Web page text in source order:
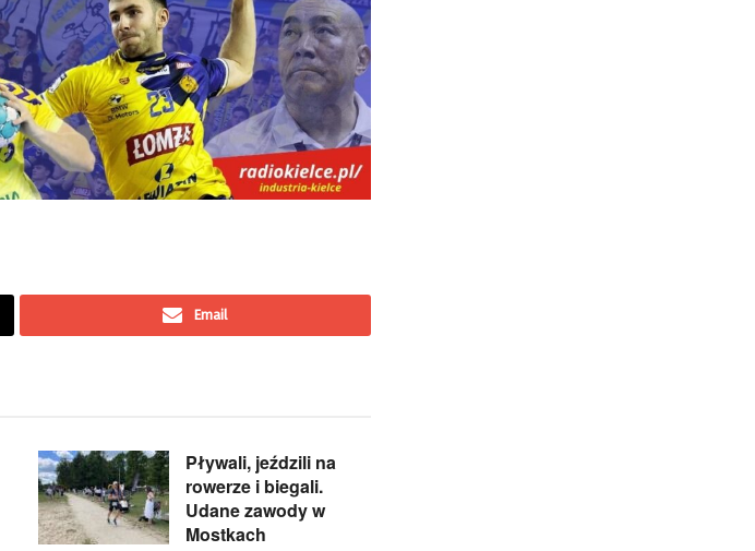
Email
Pływali, jeździli na
rowerze i biegali.
Udane zawody w
Mostkach